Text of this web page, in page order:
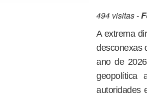
494 visitas -
A extrema
desconexas
ano de
geopolítica
autoridades